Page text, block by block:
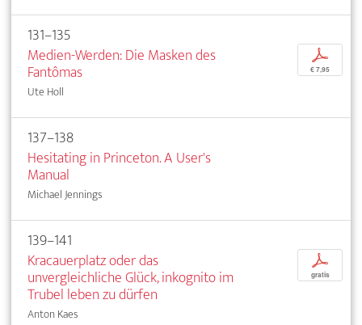
131–135
Medien-Werden: Die Masken des
Fantômas
Ute Holl
p
€ 7,95
137–138
Hesitating in Princeton. A User's
Manual
Michael Jennings
139–141
Kracauerplatz oder das
unvergleichliche Glück, inkognito im
Trubel leben zu dürfen
Anton Kaes
p
gratis